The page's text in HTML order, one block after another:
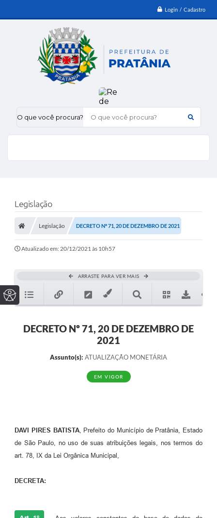
Login / Cadastro
O que você procura?
Legislação
Legislação DECRETO Nº 71, 20 DE DEZEMBRO DE 2021
Atualizado em: 20/12/2021 às 10h57
ARRASTE PARA VER MAIS
DECRETO Nº 71, 20 DE DEZEMBRO DE
2021
Assunto(s): ATUALIZAÇÃO MONETÁRIA
EM VIGOR
DAVI PIRES BATISTA, Prefeito do Município de Pratânia, Estado
de São Paulo, no uso de suas atribuições legais, nos termos do
art. 78, IX da Lei Orgânica Municipal,
DECRETA: